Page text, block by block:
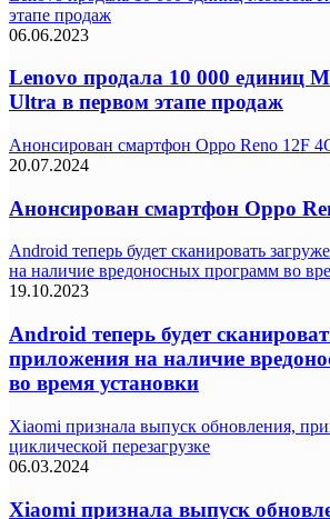
этапе продаж
06.06.2023
Lenovo продала 10 000 единиц
Ultra в первом этапе продаж
Анонсирован смартфон Oppo Reno 12F
20.07.2024
Анонсирован смартфон Oppo
Android теперь будет сканировать
на наличие вредоносных программ во
19.10.2023
Android теперь будет
приложения на наличие
во время установки
Xiaomi признала выпуск обновления,
циклической перезагрузке
06.03.2024
Xiaomi признала выпуск